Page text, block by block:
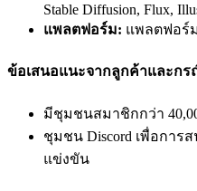
Stable Diffusion, Flux,
แพลตฟอร์ม: แพลตฟอร์
ข้อเสนอแนะจากลูกค้าและก
มีชุมชนสมาชิกกว่า
ชุมชน Discord เพื่อการ
แข่งขัน